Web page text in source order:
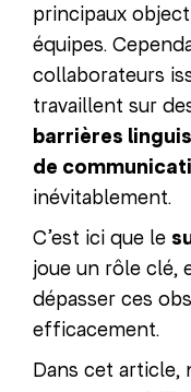
principaux
équipes.
collaborateurs
travaillent sur
barrières
de
inévitablement.
C’est ici que le
joue un rôle clé,
dépasser ces
efficacement.
Dans cet article,